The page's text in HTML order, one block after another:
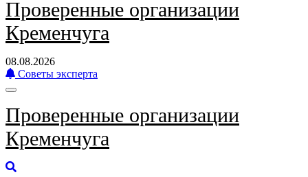
Проверенные организации
Кременчуга
08.08.2026
Советы эксперта
Проверенные организации
Кременчуга